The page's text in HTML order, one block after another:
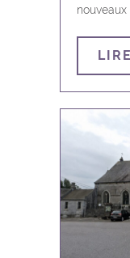
Viroinval
nouveaux